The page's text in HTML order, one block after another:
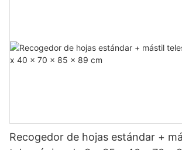
Recogedor de hojas estándar +